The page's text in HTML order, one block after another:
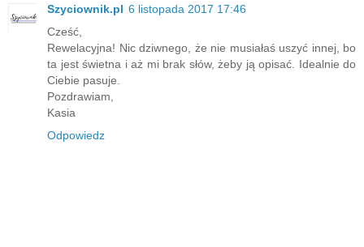
Szyciownik.pl 6 listopada 2017 17:46
Cześć,
Rewelacyjna! Nic dziwnego, że nie musiałaś uszyć innej, bo
ta jest świetna i aż mi brak słów, żeby ją opisać. Idealnie do
Ciebie pasuje.
Pozdrawiam,
Kasia
Odpowiedz